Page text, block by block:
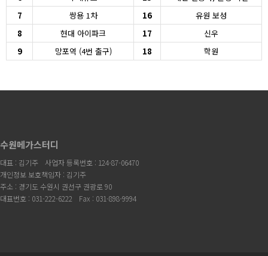
7
쌍용 1차 16
유원 보성
8
현대 아이파크 17
신우
9
망포역 (4번 출구) 18 학원
수원메가스터디
대표 : 김기주
사업자 등록번호 : 124-87-06470
개인정보 보호책임자 : 김기주
주소 : 경기도 수원시 권선구 권광로 90
대표번호 : 031-222-6222
Fax : 031-898-9994